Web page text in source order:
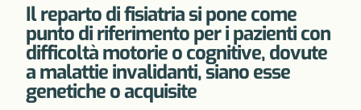
Il reparto di fisiatria si pone come
punto di riferimento per i pazienti con
difficoltà motorie o cognitive, dovute
a malattie invalidanti, siano esse
genetiche o acquisite